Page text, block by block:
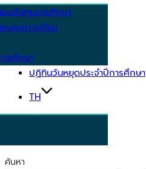
บชิงทุนการศึกษา
บผลการเรียน
รศึกษา
ปฏิทินวันหยุดประจำปีการศึกษา
TH
ค้นหา